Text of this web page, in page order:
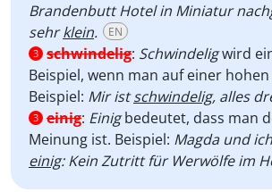
Brandenbutt Hotel in Miniatur
sehrklein. EN
3 schwindelig: Schwindeligwird
Beispiel, wenn man auf einer
Beispiel: Mir istschwindelig, alles
3 einig: Einigbedeutet, dass man
Meinung ist. Beispiel: Magda und
einig: Kein Zutritt für Werwölfe im